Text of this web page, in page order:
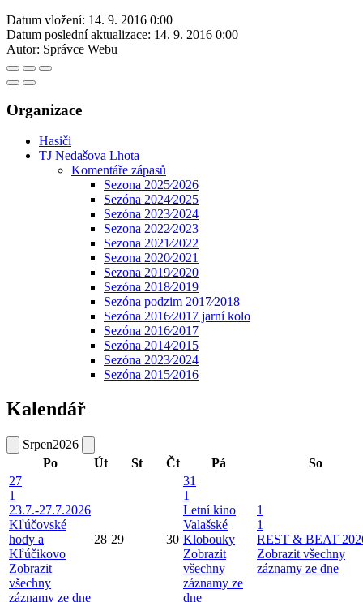
Datum vložení: 14. 9. 2016 0:00
Datum poslední aktualizace: 14. 9. 2016 0:00
Autor: Správce Webu
Organizace
Hasiči
TJ Nedašova Lhota
Komentáře zápasů
Sezona 2025⁄2026
Sezóna 2024⁄2025
Sezóna 2023⁄2024
Sezona 2022⁄2023
Sezona 2021⁄2022
Sezona 2020⁄2021
Sezona 2019⁄2020
Sezóna 2018⁄2019
Sezóna podzim 2017⁄2018
Sezóna 2016⁄2017 jarní kolo
Sezóna 2016⁄2017
Sezóna 2014⁄2015
Sezóna 2023⁄2024
Sezóna 2015⁄2016
Kalendář
Srpen2026
Po
Út St Čt Pá
So
27
1
23.7.-27.7.2026
Kľúčovské
hody a
Kľúčikovo
Zobrazit
všechny
záznamy ze dne
28 29 30
31
1
Letní kino
Valašské
Klobouky
Zobrazit
všechny
záznamy ze
dne
1
1
REST & BEAT
Zobrazit všechny
záznamy ze dne